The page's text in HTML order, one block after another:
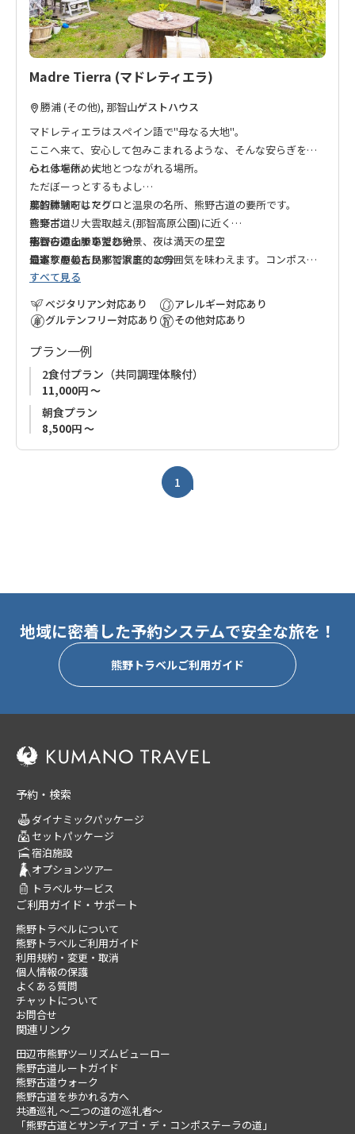
Madre Tierra (マドレティエラ)
勝浦 (その他), 那智山ゲストハウス
マドレティエラはスペイン語で"母なる大地"。
ここへ来て、安心して包みこまれるような、そんな安らぎを得
られる場所。大地とつながれる場所。
心と体を休めに
ただぼーっとするもよし
農的体験をしたり
音楽ポロリ
熊野古道を歩いたり
滝巡りをしたり
那智勝浦町はマグロと温泉の名所、熊野古道の要所です。
熊野古道、大雲取越え(那智高原公園)に近く
那智の滝まで車で25分
最寄りの美しい那智浜まで20分
宿から徒歩範囲には村人が守り継ぐ小阪の棚田
４月にはウルトラマラソン
５月には熊野伝統番茶の手作り体験
有機農家さんや自然に寄り添う暮らしをしている人々に出会え
る色川地区
宿からの山脈を望む絶景、夜は満天の星空
日本家屋の古民家で家庭的な雰囲気を味わえます。コンポスト
トイレやソーラー温水器、有機の畑など、循環可能なシステム
を導入しています。
すべて見る
ベジタリアン対応あり
グルテンフリー対応あり
アレルギー対応あり
その他対応あり
プラン一例
2食付プラン（共同調理体験付）
11,000円 ～
朝食プラン
8,500円 ～
1
地域に密着した予約システムで安全な旅を！
熊野トラベルご利用ガイド
予約・検索
ダイナミックパッケージ
セットパッケージ
宿泊施設
オプションツアー
トラベルサービス
ご利用ガイド・サポート
熊野トラベルについて
熊野トラベルご利用ガイド
利用規約・変更・取消
個人情報の保護
よくある質問
チャットについて
お問合せ
関連リンク
田辺市熊野ツーリズムビューロー
熊野古道ルートガイド
熊野古道ウォーク
熊野古道を歩かれる方へ
共通巡礼 ～二つの道の巡礼者～
「熊野古道とサンティアゴ・デ・コンポステーラの道」